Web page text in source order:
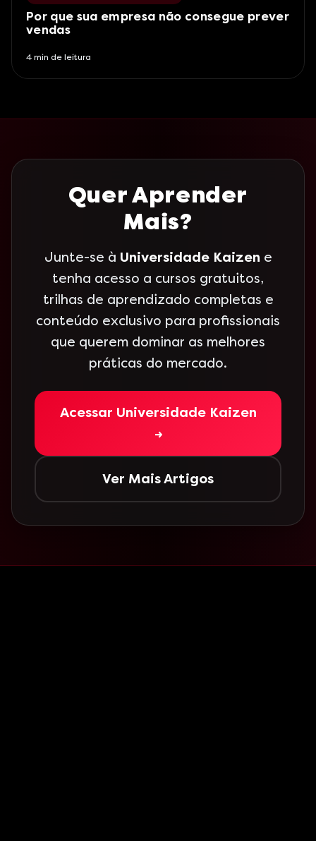
Por que sua empresa não consegue prever
vendas
4 min de leitura
Quer Aprender
Mais?
Junte-se à Universidade Kaizen e
tenha acesso a cursos gratuitos,
trilhas de aprendizado completas e
conteúdo exclusivo para profissionais
que querem dominar as melhores
práticas do mercado.
Acessar Universidade Kaizen
→
Ver Mais Artigos